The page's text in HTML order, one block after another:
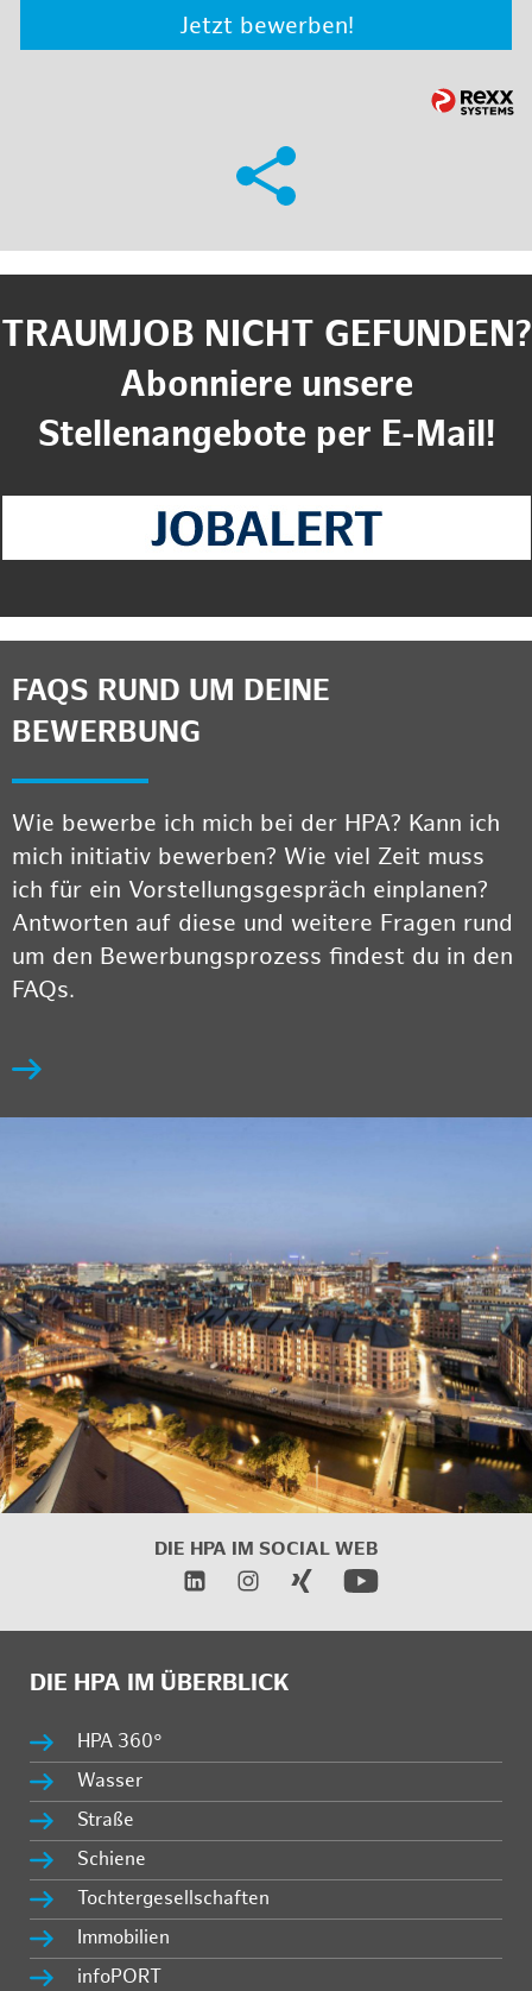
Jetzt bewerben!
TRAUMJOB NICHT GEFUNDEN?
Abonniere unsere
Stellenangebote per E-Mail!
FAQS RUND UM DEINE
BEWERBUNG
Wie bewerbe ich mich bei der HPA? Kann ich
mich initiativ bewerben? Wie viel Zeit muss
ich für ein Vorstellungsgespräch einplanen?
Antworten auf diese und weitere Fragen rund
um den Bewerbungsprozess findest du in den
FAQs.
DIE HPA IM SOCIAL WEB
DIE HPA IM ÜBERBLICK
HPA 360°
Wasser
Straße
Schiene
Tochtergesellschaften
Immobilien
infoPORT